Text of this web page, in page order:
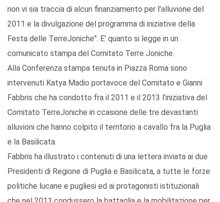
non vi sia traccia di alcun finanziamento per l'alluvione del
2011 e la divulgazione del programma di iniziative della
Festa delle TerreJoniche". E' quanto si legge in un
comunicato stampa del Comitato Terre Joniche.
Alla Conferenza stampa tenuta in Piazza Roma sono
intervenuti Katya Madio portavoce del Comitato e Gianni
Fabbris che ha condotto fra il 2011 e il 2013 l'iniziativa del
Comitato TerreJoniche in ccasione delle tre devastanti
alluvioni che hanno colpito il territorio a cavallo fra la Puglia
e la Basilicata.
Fabbris ha illustrato i contenuti di una lettera inviata ai due
Presidenti di Regione di Puglia e Basilicata, a tutte le forze
politiche lucane e pugliesi ed ai protagonisti istituzionali